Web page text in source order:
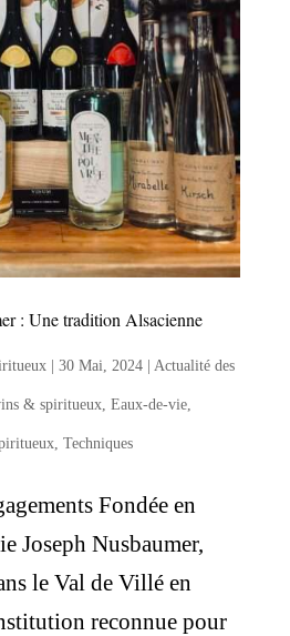
: Une tradition Alsacienne
| 30 Mai, 2024| Actualité des
& spiritueux, Eaux-de-vie,
, Techniques
Fondée en
Joseph Nusbaumer,
le Val de Villé en
reconnue pour